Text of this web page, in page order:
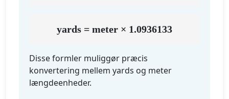
yards = meter × 1.0936133
Disse formler muliggør præcis
konvertering mellem yards og meter
længdeenheder.